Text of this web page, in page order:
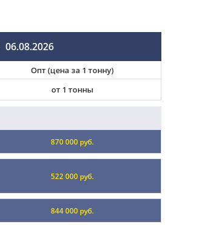
06.08.2026
Опт (цена за 1 тонну)
от 1 тонны
870 000 руб.
522 000 руб.
844 000 руб.